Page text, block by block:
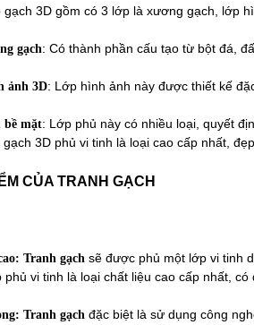
gạch 3D gồm có 3 lớp là xương gạch, lớp
gạch: Có thành phần cấu tạo từ bột đá,
ảnh 3D: Lớp hình ảnh này được thiết kế
bề mặt: Lớp phủ này có nhiều loại, quyết
3D phủ vi tinh là loại cao cấp nhất,
CỦA TRANH GẠCH
Tranh gạch sẽ được phủ một lớp vi tinh
phủ vi tinh là loại chất liệu cao cấp nhất,
Tranh gạch đặc biệt là sử dụng công